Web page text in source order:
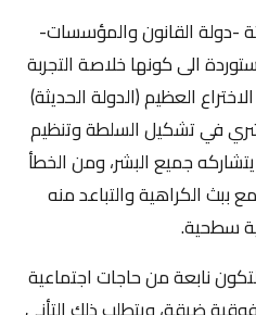
-دولة القانون والمؤسسات-
الى كونها خلاصة التجربة
العظيم (الدولة الحديثة)
في تشكيل السلطة وتنظيم
جميع البشر، ومن الخطأ
ببث الكراهية والتباعد منه
سطحية.
نابعة من حاجات اجتماعية